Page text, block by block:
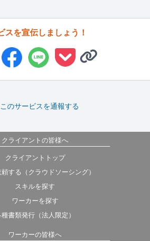
スを宣伝しましょう！
このサービスを通報する
クライアントの皆様へ
クライアントトップ
する（クラウドソーシング）
スキルを探す
ワーカーを探す
種書類発行（法人限定）
ワーカーの皆様へ